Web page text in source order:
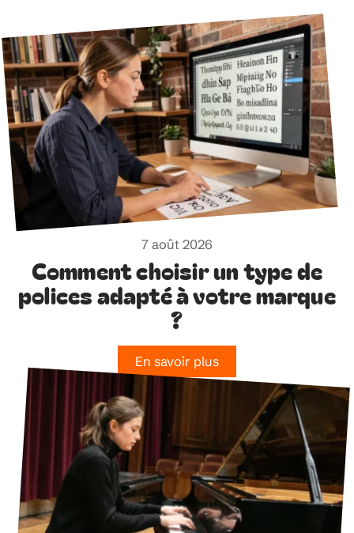
7 août 2026
Comment choisir un type de
polices adapté à votre marque
?
En savoir plus